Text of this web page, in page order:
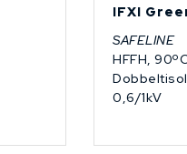
IFXI
SAFELINE
HFFH,
0,6/1kV